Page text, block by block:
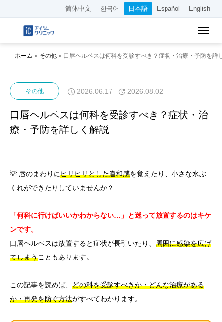
简体中文 한국어 日本語 Español English
ホーム » その他 » 口唇ヘルペスは何科を受診すべき？症状・治療・予防を詳
その他 2026.06.17 2026.08.02
口唇ヘルペスは何科を受診すべき？症状・治
療・予防を詳しく解説
💡 唇のまわりにピリピリとした違和感を覚えたり、小さな水ぶ
くれができたりしていませんか？
「何科に行けばいいかわからない…」と迷って放置するのはキケ
ンです。
口唇ヘルペスは放置すると症状が長引いたり、 周囲に感染を広げ
てしまうこともあります。
この記事を読めば、 どの科を受診すべきか・どんな治療がある
か・再発を防ぐ方法がすべてわかります。